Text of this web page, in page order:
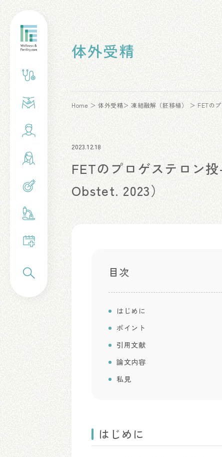
体外受精
Home 体外受精 凍結融解（胚移植） FETの
2023.12.18
FETのプロゲステロン
Obstet. 2023）
目次
はじめに
ポイント
引用文献
論文内容
私見
はじめに